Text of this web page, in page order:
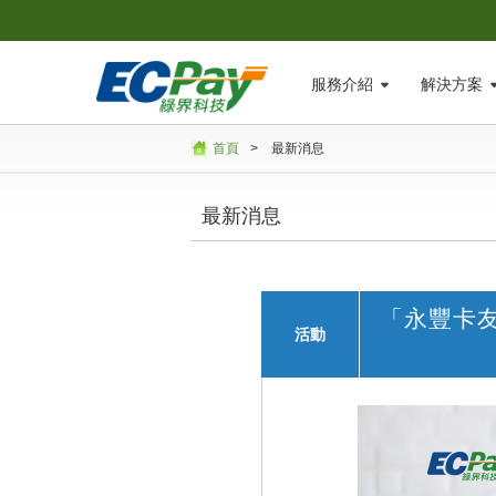
服務介紹 解決方案
首頁 > 最新消息
最新消息
活動
「永豐卡